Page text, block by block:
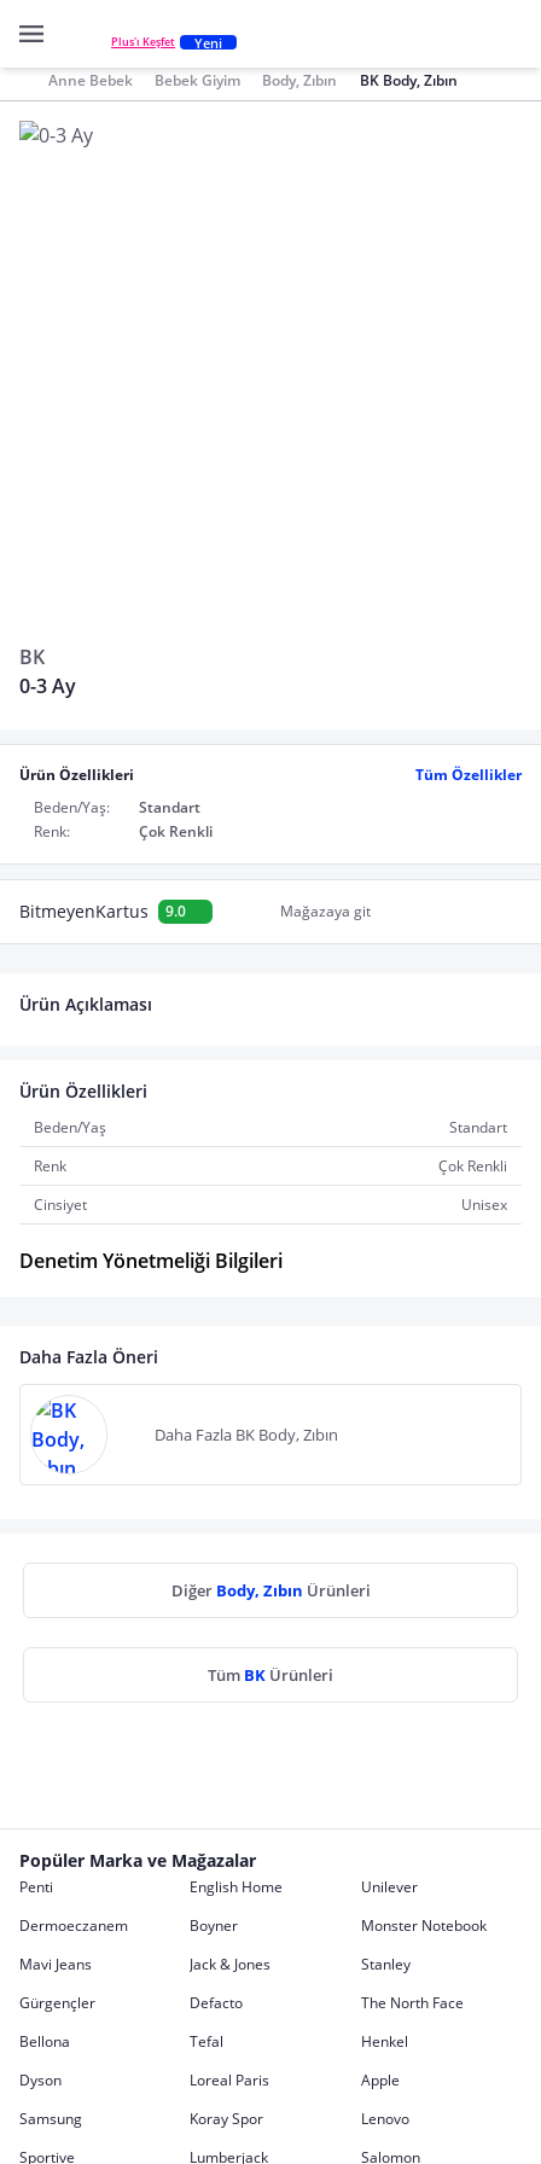
Plus'ı Keşfet Yeni
Anne Bebek Bebek Giyim Body, Zıbın BK Body, Zıbın
BK
0-3 Ay
Ürün Özellikleri
Tüm Özellikler
Beden/Yaş:
Standart
Renk:
Çok Renkli
BitmeyenKartus 9.0 Mağazaya git
Ürün Açıklaması
Ürün Özellikleri
Beden/Yaş
Standart
Renk
Çok Renkli
Cinsiyet
Unisex
Denetim Yönetmeliği Bilgileri
Daha Fazla Öneri
Daha Fazla BK Body, Zıbın
Diğer Body, Zıbın Ürünleri
Tüm BK Ürünleri
Popüler Marka ve Mağazalar
Penti English Home
Unilever
Dermoeczanem
Boyner
Monster Notebook
Mavi Jeans
Jack & Jones
Stanley
Gürgençler
Defacto
The North Face
Bellona
Tefal
Henkel
Dyson
Loreal Paris
Apple
Samsung
Koray Spor
Lenovo
Sportive
Lumberjack Salomon